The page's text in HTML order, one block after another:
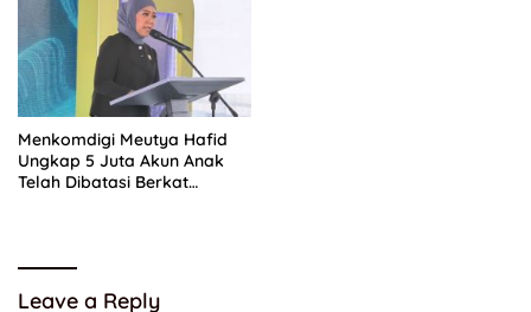
Menkomdigi Meutya Hafid
Ungkap 5 Juta Akun Anak
Telah Dibatasi Berkat
Leave a Reply